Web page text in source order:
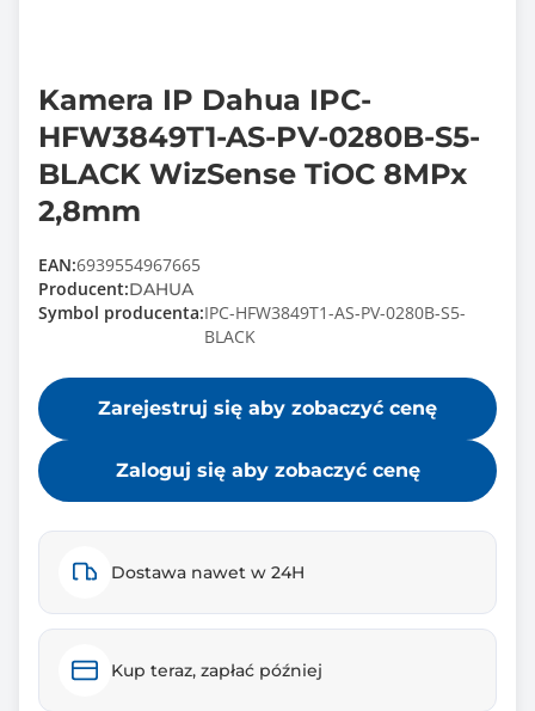
Kamera IP Dahua IPC-
HFW3849T1-AS-PV-0280B-S5-
BLACK WizSense TiOC 8MPx
2,8mm
EAN:6939554967665
Producent:DAHUA
Symbol producenta:IPC-HFW3849T1-AS-PV-0280B-S5-
BLACK
Zarejestruj się aby zobaczyć cenę
Zaloguj się aby zobaczyć cenę
Dostawa nawet w 24H
Kup teraz, zapłać później